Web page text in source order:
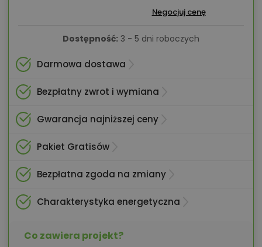
Negocjuj cenę
Dostępność: 3 - 5 dni roboczych
Darmowa dostawa
Bezpłatny zwrot i wymiana
Gwarancja najniższej ceny
Pakiet Gratisów
Bezpłatna zgoda na zmiany
Charakterystyka energetyczna
Co zawiera projekt?